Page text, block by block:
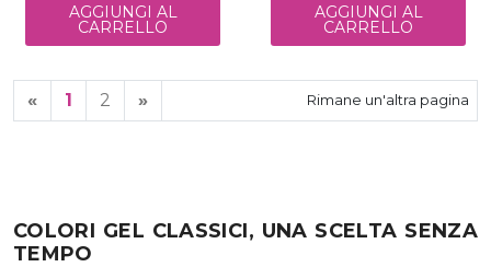
AGGIUNGI AL
CARRELLO
AGGIUNGI AL
CARRELLO
« 1 2 » Rimane un'altra pagina
COLORI GEL CLASSICI, UNA SCELTA SENZA
TEMPO